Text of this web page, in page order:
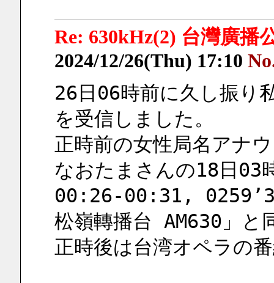
Re: 630kHz(2) 台灣廣播
2024/12/26(Thu) 17:10
26日06時前に久し振り
を受信しました。
正時前の女性局名アナ
なおたまさんの18日03
00:26-00:31,
松嶺轉播台 AM630」と
正時後は台湾オペラの